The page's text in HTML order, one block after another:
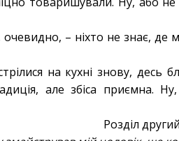
очевидно, – ніхто не знає,
на кухні знову, десь
але збіса приємна.
Розділ